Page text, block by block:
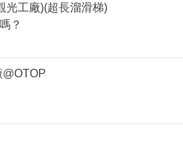
光工廠)(超長溜滑梯)
？